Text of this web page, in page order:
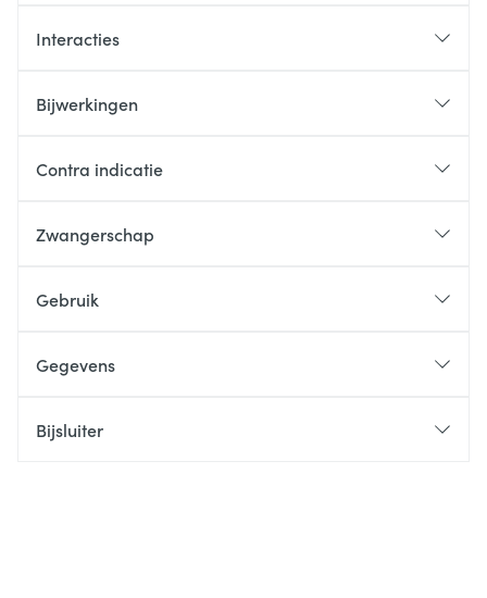
Interacties
Bijwerkingen
Contra indicatie
Zwangerschap
Gebruik
Gegevens
Bijsluiter